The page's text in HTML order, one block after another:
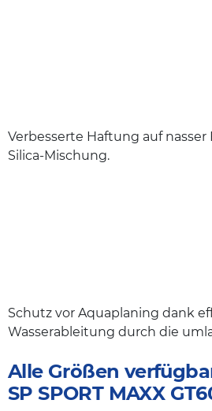
Verbesserte Haftung auf
Silica-Mischung.
Schutz vor Aquaplaning dank
Wasserableitung durch die
Alle Größen
SP SPORT MAXX